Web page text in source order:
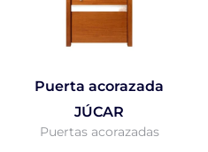
Puerta acorazada
JÚCAR
Puertas acorazadas